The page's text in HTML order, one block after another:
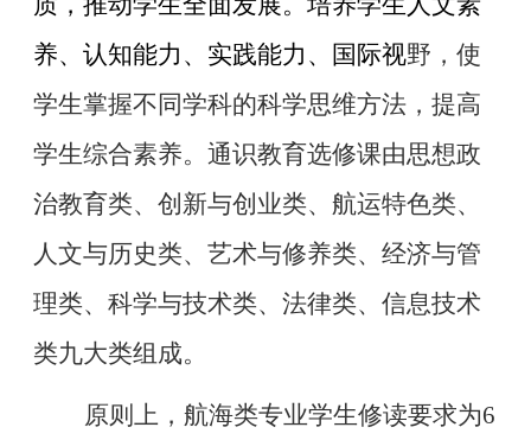
养、认知能力、实践能力、国际视野，使
学生掌握不同学科的科学思维方法，提高
学生综合素养。通识教育选修课由思想政
治教育类、创新与创业类、航运特色类、
人文与历史类、艺术与修养类、经济与管
理类、科学与技术类、法律类、信息技术
类九大类组成。
原则上，航海类专业学生修读要求为6